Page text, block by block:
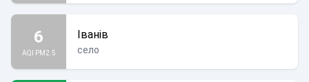
6
AQI PM2.5
Іванів
село